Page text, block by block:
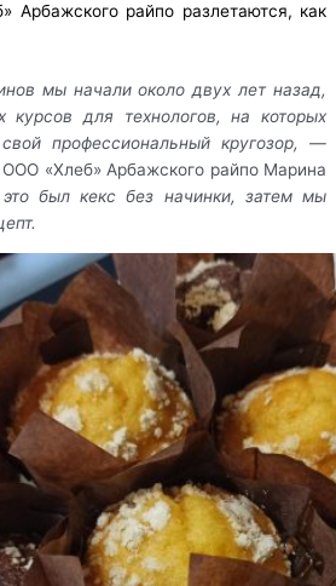
Арбажского райпо разлетаются, как
мы начали около двух лет назад,
курсов для технологов, на которых
профессиональный кругозор, —
ООО «Хлеб» Арбажского райпо Марина
был кекс без начинки, затем мы